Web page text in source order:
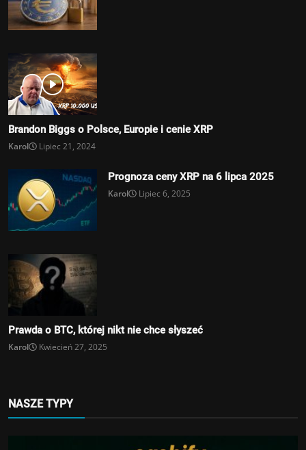
Brandon Biggs o Polsce, Europie i cenie XRP
Karol Lipiec 21, 2024
Prognoza ceny XRP na 6 lipca 2025
Karol Lipiec 6, 2025
Prawda o BTC, której nikt nie chce słyszeć
Karol Kwiecień 27, 2025
NASZE TYPY